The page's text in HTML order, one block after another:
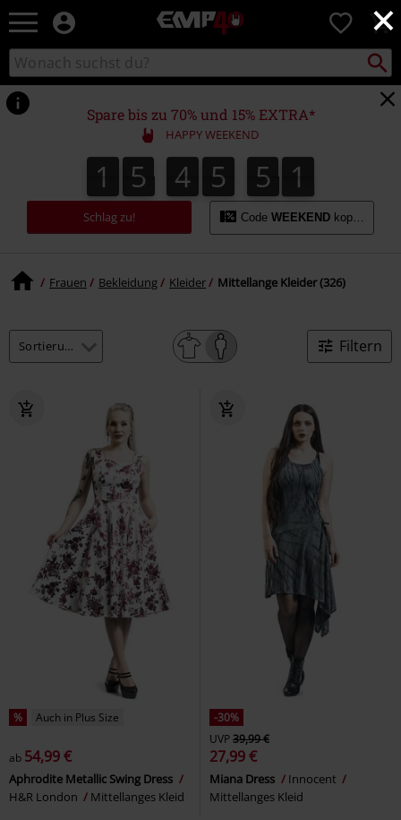
×
EMP
Merchandise
-
Shop
Rock
&
Entertainment
0
Katalog
durchsuchen
suchen
Spare bis zu 70% und 15% EXTRA*
HAPPY WEEKEND
1
1 5
5 4
4 5
5 4
5
4
5 9
0
9
1
0
Schlag zu! Code WEEKEND kopieren
Frauen Bekleidung Kleider Mittellange Kleider (326)
Filtern
% Auch in Plus Size
ab 54,99 €
Aphrodite Metallic Swing Dress
H&R London
Mittellanges Kleid
-30%
UVP39,99 €
27,99 €
Miana Dress
Innocent
Mittellanges Kleid